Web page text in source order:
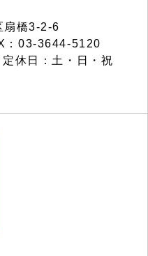
橋3-2-6
：03-3644-5120
休日：土・日・祝